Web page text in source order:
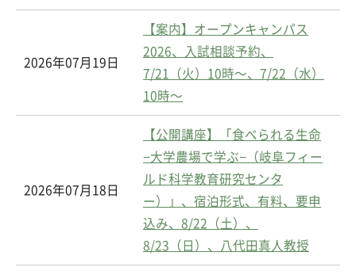
2026年07月19日
【案内】オープンキャンパス
2026、入試相談予約、
7/21（火）10時～、7/22（水）
10時～
2026年07月18日
【公開講座】「食べられる生命
−大学農場で学ぶ−（岐阜フィー
ルド科学教育研究センタ
ー）」、宿泊形式、有料、要申
込み、8/22（土）、
8/23（日）、八代田真人教授